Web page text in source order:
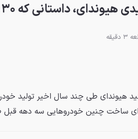
داستانی که ۳۰ سال پنهان ماند
هیوندای طی چند سال اخیر تولید
ساخت چنین خودروهایی سه دهه